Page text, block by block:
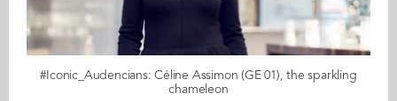
#Iconic_Audencians: Céline Assimon (GE 01), the sparkling
chameleon